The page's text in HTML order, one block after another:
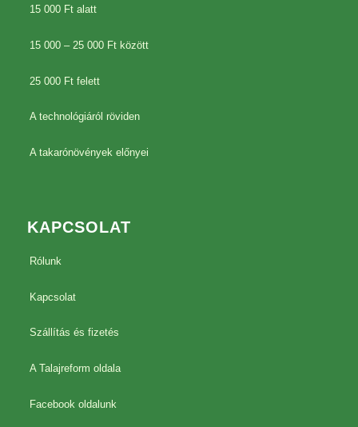
15 000 Ft alatt
15 000 – 25 000 Ft között
25 000 Ft felett
A technológiáról röviden
A takarónövények előnyei
KAPCSOLAT
Rólunk
Kapcsolat
Szállítás és fizetés
A Talajreform oldala
Facebook oldalunk